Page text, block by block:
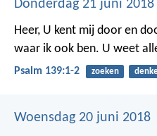
Donderdag 21 juni 2018
Heer, U kent mij door en
waar ik ook ben. U weet
Psalm 139:1-2 zoeken
Woensdag 20 juni 2018